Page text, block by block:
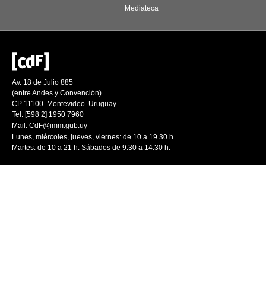
Mediateca
Av. 18 de Julio 885
(entre Andes y Convención)
CP 11100. Montevideo. Uruguay
Tel: [598 2] 1950 7960
Mail: CdF@imm.gub.uy
Lunes, miércoles, jueves, viernes: de 10 a 19.30 h.
Martes: de 10 a 21 h. Sábados de 9.30 a 14.30 h.